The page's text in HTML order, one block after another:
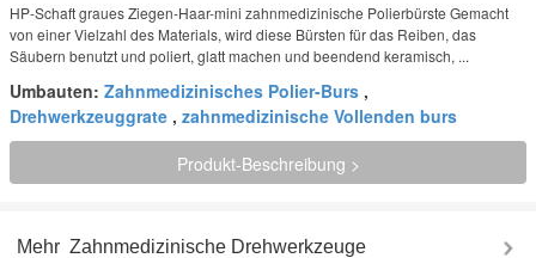
HP-Schaft graues Ziegen-Haar-mini zahnmedizinische Polierbürste Gemacht
von einer Vielzahl des Materials, wird diese Bürsten für das Reiben, das
Säubern benutzt und poliert, glatt machen und beendend keramisch, ...
Umbauten: Zahnmedizinisches Polier-Burs ,
Drehwerkzeuggrate , zahnmedizinische Vollenden burs
Produkt-Beschreibung >
Mehr Zahnmedizinische Drehwerkzeuge